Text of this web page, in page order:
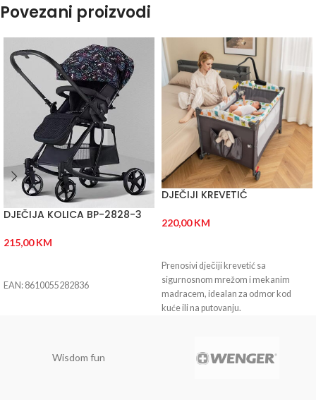
Povezani proizvodi
DJEČIJA KOLICA BP-2828-3
215,00KM
EAN: 8610055282836
DJEČIJI KREVETIĆ
220,00KM
Prenosivi dječiji krevetić sa
sigurnosnom mrežom i mekanim
madracem, idealan za odmor kod
kuće ili na putovanju.
Wisdom fun